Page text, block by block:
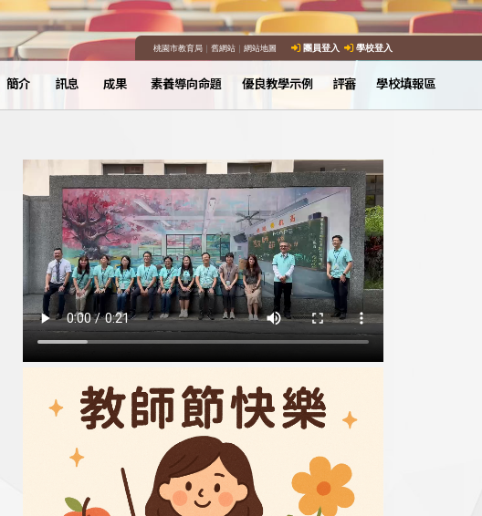
桃園市教育局｜ 舊網站｜ 網站地圖 團員登入 學校登入
簡介 訊息 成果 素養導向命題 優良教學示例 評審 學校填報區